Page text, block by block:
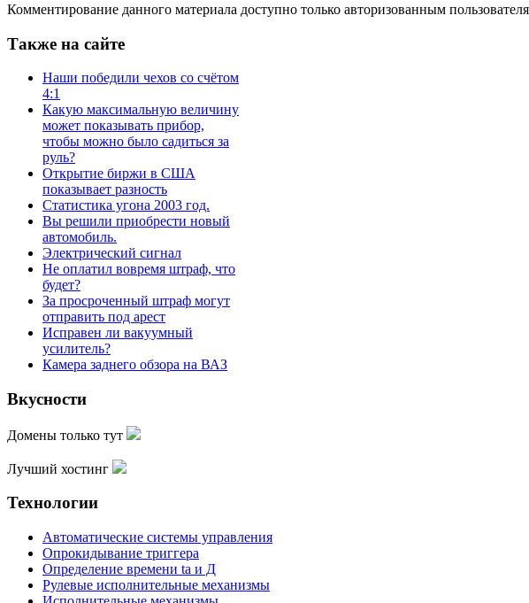
Комментирование данного материала доступно только авторизованным
Также на сайте
Наши победили чехов со счётом
4:1
Какую максимальную величину
может показывать прибор,
чтобы можно было садиться за
руль?
Открытие биржи в США
показывает разность
Статистика угона 2003 год.
Вы решили приобрести новый
автомобиль.
Электрический сигнал
Не оплатил вовремя штраф, что
будет?
За просроченный штраф могут
отправить под арест
Исправен ли вакуумный
усилитель?
Камера заднего обзора на ВАЗ
Вкусности
Домены только тут
Лучший хостинг
Технологии
Автоматические системы управления
Опрокидывание триггера
Определение времени ta и Д
Рулевые исполнительные механизмы